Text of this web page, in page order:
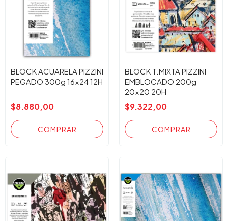
BLOCK ACUARELA PIZZINI
PEGADO 300g 16x24 12H
$8.880,00
BLOCK T.MIXTA PIZZINI
EMBLOCADO 200g
20x20 20H
$9.322,00